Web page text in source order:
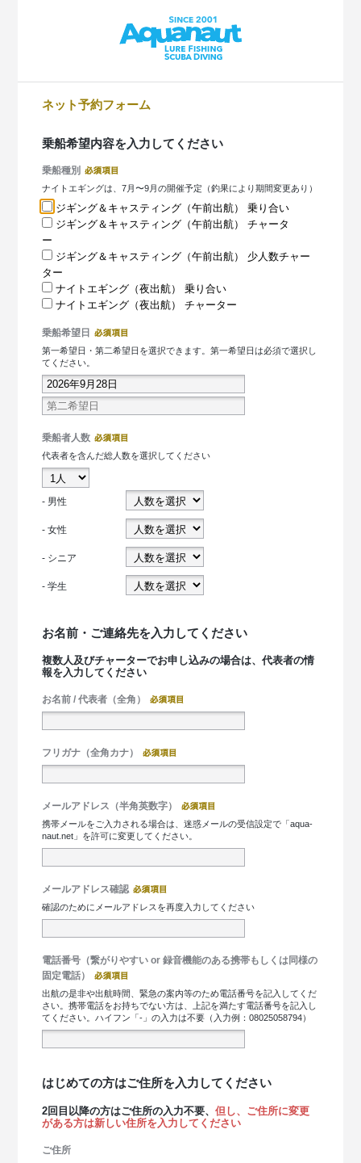
ネット予約フォーム
乗船希望内容を入力してください
乗船種別
ナイトエギングは、7月〜9月の開催予定（釣果により期間変更あり）
ジギング＆キャスティング（午前出航） 乗り合い
ジギング＆キャスティング（午前出航） チャータ
ー
ジギング＆キャスティング（午前出航） 少人数チャー
ター
ナイトエギング（夜出航） 乗り合い
ナイトエギング（夜出航） チャーター
乗船希望日
第一希望日・第二希望日を選択できます。第一希望日は必須で選択し
てください。
乗船者人数
代表者を含んだ総人数を選択してください
- 男性
- 女性
- シニア
- 学生
お名前・ご連絡先を入力してください
複数人及びチャーターでお申し込みの場合は、代表者の情
報を入力してください
お名前 / 代表者（全角）
フリガナ（全角カナ）
メールアドレス（半角英数字）
携帯メールをご入力される場合は、迷惑メールの受信設定で「aqua-
naut.net」を許可に変更してください。
メールアドレス確認
確認のためにメールアドレスを再度入力してください
電話番号（繋がりやすい or 録音機能のある携帯もしくは同様の
固定電話）
出航の是非や出航時間、緊急の案内等のため電話番号を記入してくだ
さい。携帯電話をお持ちでない方は、上記を満たす電話番号を記入し
てください。ハイフン「-」の入力は不要（入力例：08025058794）
はじめての方はご住所を入力してください
2回目以降の方はご住所の入力不要、但し、ご住所に変更
がある方は新しい住所を入力してください
ご住所